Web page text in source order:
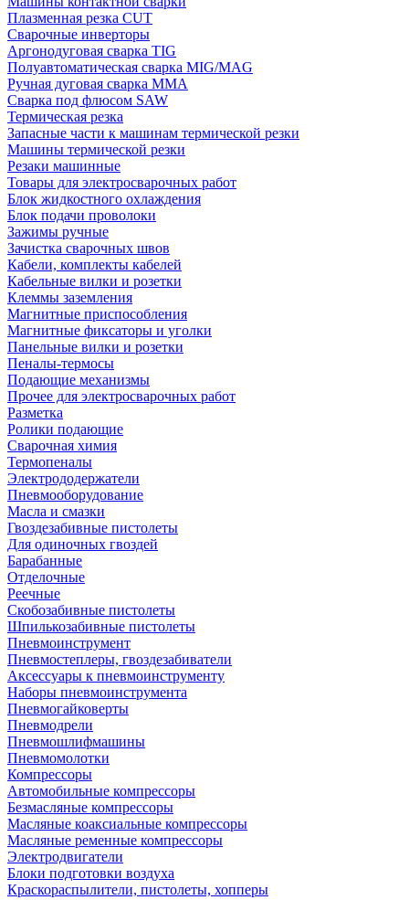
Плазменная резка CUT
Сварочные инверторы
Аргонодуговая сварка TIG
Полуавтоматическая сварка MIG/MAG
Ручная дуговая сварка MMA
Сварка под флюсом SAW
Термическая резка
Запасные части к машинам термической резки
Машины термической резки
Резаки машинные
Товары для электросварочных работ
Блок жидкостного охлаждения
Блок подачи проволоки
Зажимы ручные
Зачистка сварочных швов
Кабели, комплекты кабелей
Кабельные вилки и розетки
Клеммы заземления
Магнитные приспособления
Магнитные фиксаторы и уголки
Панельные вилки и розетки
Пеналы-термосы
Подающие механизмы
Прочее для электросварочных работ
Разметка
Ролики подающие
Сварочная химия
Термопеналы
Электрододержатели
Пневмооборудование
Масла и смазки
Гвоздезабивные пистолеты
Для одиночных гвоздей
Барабанные
Отделочные
Реечные
Скобозабивные пистолеты
Шпилькозабивные пистолеты
Пневмоинструмент
Пневмостеплеры, гвоздезабиватели
Аксессуары к пневмоинструменту
Наборы пневмоинструмента
Пневмогайковерты
Пневмодрели
Пневмошлифмашины
Пневмомолотки
Компрессоры
Автомобильные компрессоры
Безмасляные компрессоры
Масляные коаксиальные компрессоры
Масляные ременные компрессоры
Электродвигатели
Блоки подготовки воздуха
Краскораспылители, пистолеты, хопперы